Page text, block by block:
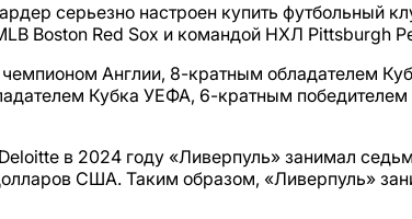
серьезно настроен купить
Boston Red Sox и командой НХЛ Pittsburgh
Англии, 8-кратным обладателем
Кубка УЕФА, 6-кратным
в 2024 году «Ливерпуль» занимал
США. Таким образом, «Ливерпуль»